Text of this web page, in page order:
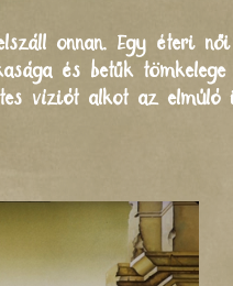
onnan. Egy éteri
és betűk
víziót alkot az